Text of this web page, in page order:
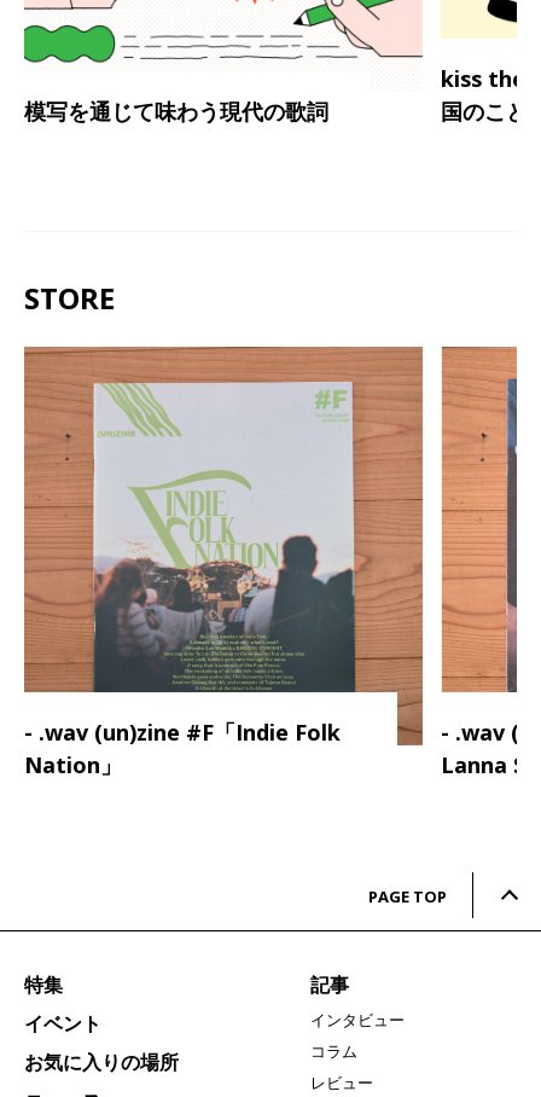
模写を通じて味わう現代の歌詞
kiss the
国のこと
STORE
- .wav (un)zine #F「Indie Folk
Nation」
- .wav
Lanna
PAGE TOP
特集
イベント
お気に入りの場所
記事
インタビュー
コラム
レビュー